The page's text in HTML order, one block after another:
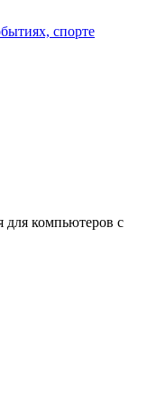
спорте
для компьютеров с